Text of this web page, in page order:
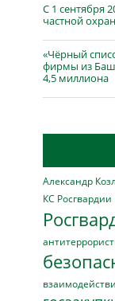
С 1 сентября
частной
«Чёрный
фирмы из
4,5 миллиона
Александр
КС Росгвардии